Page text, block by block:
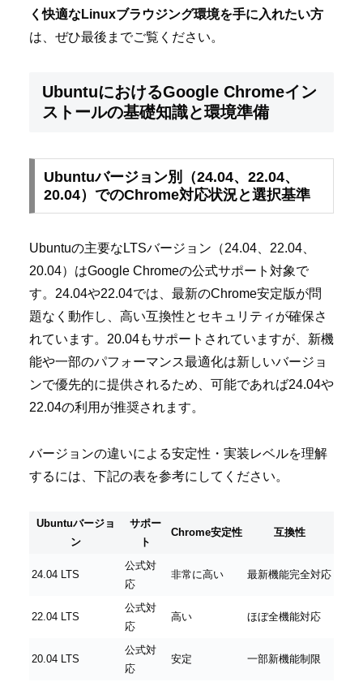
く快適なLinuxブラウジング環境を手に入れたい方
は、ぜひ最後までご覧ください。
UbuntuにおけるGoogle Chromeイン
ストールの基礎知識と環境準備
Ubuntuバージョン別（24.04、22.04、
20.04）でのChrome対応状況と選択基準
Ubuntuの主要なLTSバージョン（24.04、22.04、
20.04）はGoogle Chromeの公式サポート対象で
す。24.04や22.04では、最新のChrome安定版が問
題なく動作し、高い互換性とセキュリティが確保さ
れています。20.04もサポートされていますが、新機
能や一部のパフォーマンス最適化は新しいバージョ
ンで優先的に提供されるため、可能であれば24.04や
22.04の利用が推奨されます。
バージョンの違いによる安定性・実装レベルを理解
するには、下記の表を参考にしてください。
Ubuntuバージョ
ン
サポー
ト
Chrome安定性 互換性
24.04 LTS
公式対
応
非常に高い 最新機能完全対応
22.04 LTS
公式対
応
高い ほぼ全機能対応
20.04 LTS
公式対
応
安定 一部新機能制限